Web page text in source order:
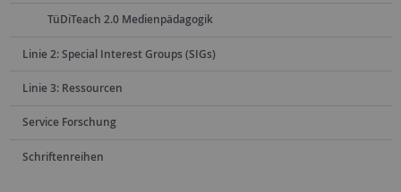
TüDiTeach 2.0 Medienpädagogik
Linie 2: Special Interest Groups (SIGs)
Linie 3: Ressourcen
Service Forschung
Schriftenreihen